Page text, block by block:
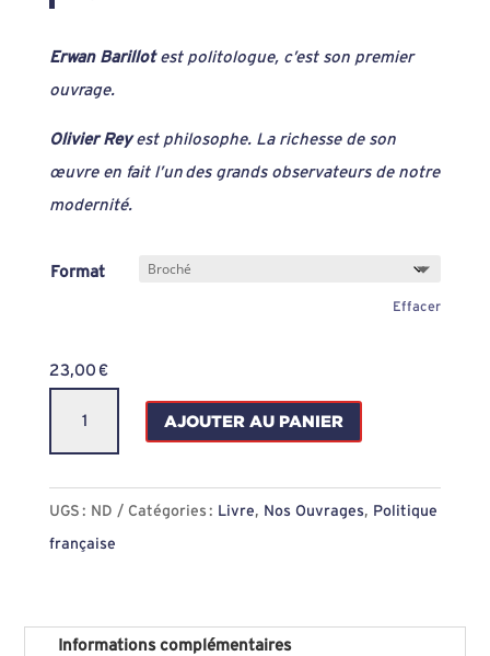
Erwan Barillotest politologue, c’est son premier
ouvrage.
Olivier Reyest philosophe. La richesse de son
œuvre en fait l’un des grands observateurs de notre
modernité.
Format
Effacer
23,00 €
président
liquide
génèse
AJOUTER AU PANIER
UGS : ND Catégories : Livre, Nos Ouvrages, Politique
française
Informations complémentaires